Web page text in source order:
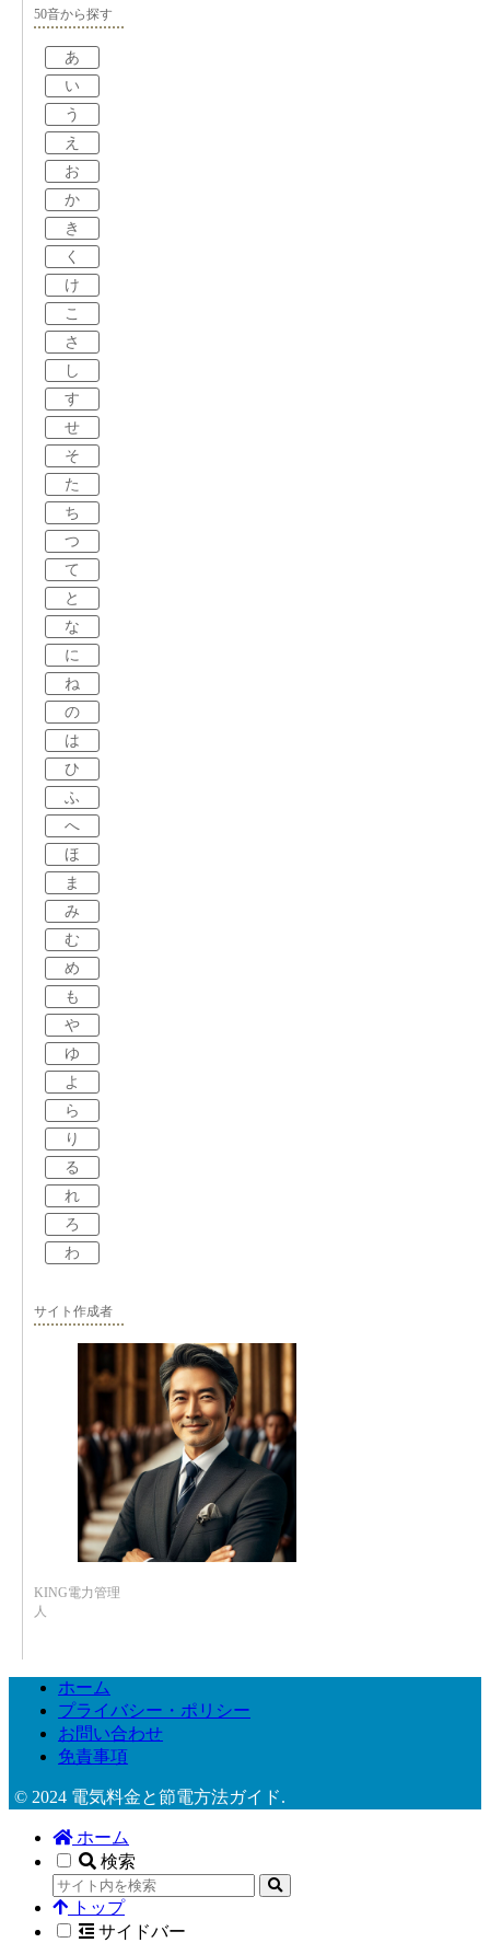
50音から探す
あ
い
う
え
お
か
き
く
け
こ
さ
し
す
せ
そ
た
ち
つ
て
と
な
に
ね
の
は
ひ
ふ
へ
ほ
ま
み
む
め
も
や
ゆ
よ
ら
り
る
れ
ろ
わ
サイト作成者
KING電力管理
人
ホーム
プライバシー・ポリシー
お問い合わせ
免責事項
© 2024 電気料金と節電方法ガイド.
ホーム
検索
トップ
サイドバー